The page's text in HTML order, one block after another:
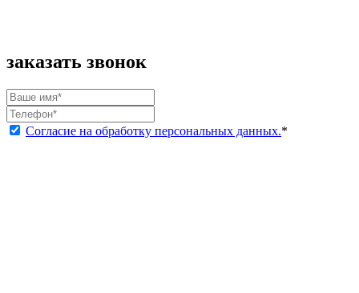
заказать звонок
Согласие на обработку персональных данных.*